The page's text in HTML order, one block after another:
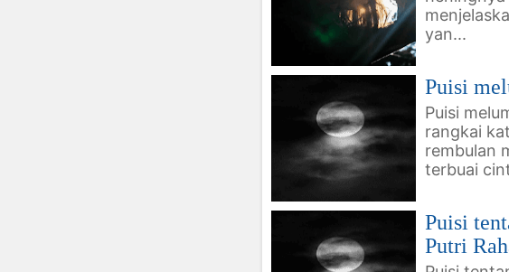
yan...
Puisi
Puisi
rangkai
rembulan
terbuai
Puisi
Putri